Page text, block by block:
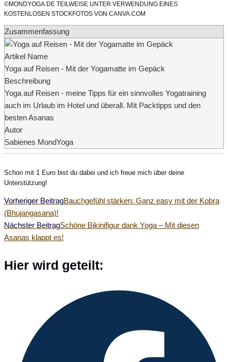
©MONDYOGA.DE TEILWEISE UNTER VERWENDUNG EINES
KOSTENLOSEN STOCKFOTOS VON CANVA.COM
Zusammenfassung
Artikel Name
Yoga auf Reisen - Mit der Yogamatte im Gepäck
Beschreibung
Yoga auf Reisen - meine Tipps für ein sinnvolles Yogatraining
auch im Urlaub im Hotel und überall. Mit Packtipps und den
besten Asanas
Autor
Sabienes MondYoga
Schon mit 1 Euro bist du dabei und ich freue mich über deine
Unterstützung!
Weitere
Artikel
ansehen
Vorheriger BeitragBauchgefühl stärken: Ganz easy mit der Kobra
(Bhujangasana)!
Nächster BeitragSchöne Bikinifigur dank Yoga – Mit diesen
Asanas klappt es!
Hier wird geteilt:
Fenster